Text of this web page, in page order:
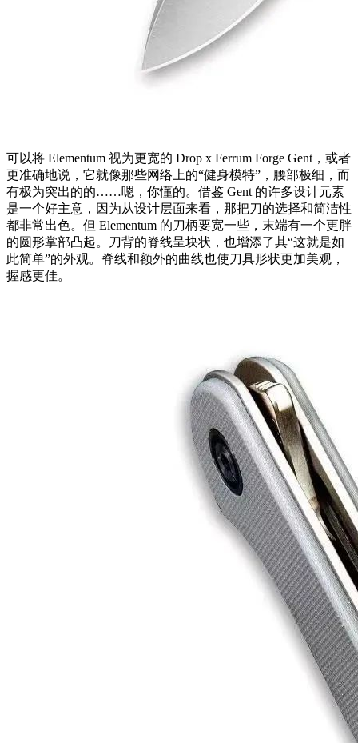
可以将 Elementum 视为更宽的 Drop x Ferrum Forge Gent，或者
更准确地说，它就像那些网络上的“健身模特”，腰部极细，而
有极为突出的的……嗯，你懂的。借鉴 Gent 的许多设计元素
是一个好主意，因为从设计层面来看，那把刀的选择和简洁性
都非常出色。但 Elementum 的刀柄要宽一些，末端有一个更胖
的圆形掌部凸起。刀背的脊线呈块状，也增添了其“这就是如
此简单”的外观。脊线和额外的曲线也使刀具形状更加美观，
握感更佳。